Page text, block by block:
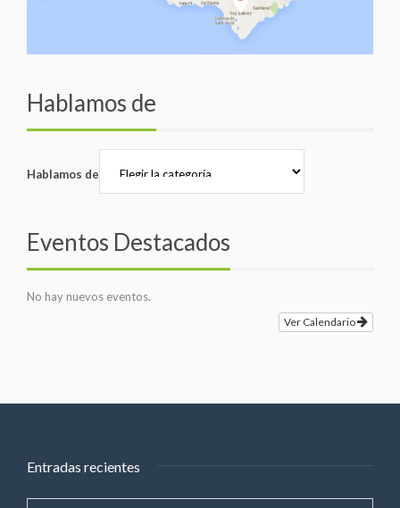
Hablamos de
Hablamos de
Eventos Destacados
No hay nuevos eventos.
Ver Calendario
Entradas recientes